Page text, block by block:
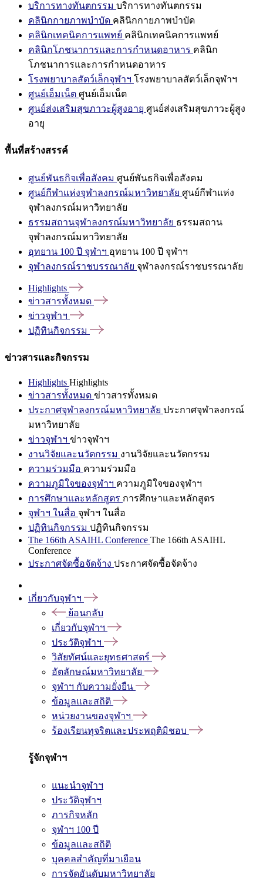
บริการทางทันตกรรม บริการทางทันตกรรม
คลินิกกายภาพบำบัด คลินิกกายภาพบำบัด
คลินิกเทคนิคการแพทย์ คลินิกเทคนิคการแพทย์
คลินิกโภชนาการและการกำหนดอาหาร คลินิก
โภชนาการและการกำหนดอาหาร
โรงพยาบาลสัตว์เล็กจุฬาฯ โรงพยาบาลสัตว์เล็กจุฬาฯ
ศูนย์เอ็มเน็ต ศูนย์เอ็มเน็ต
ศูนย์ส่งเสริมสุขภาวะผู้สูงอายุ ศูนย์ส่งเสริมสุขภาวะผู้สูง
อายุ
พื้นที่สร้างสรรค์
ศูนย์พันธกิจเพื่อสังคม ศูนย์พันธกิจเพื่อสังคม
ศูนย์กีฬาแห่งจุฬาลงกรณ์มหาวิทยาลัย ศูนย์กีฬาแห่ง
จุฬาลงกรณ์มหาวิทยาลัย
ธรรมสถานจุฬาลงกรณ์มหาวิทยาลัย ธรรมสถาน
จุฬาลงกรณ์มหาวิทยาลัย
อุทยาน 100 ปี จุฬาฯ อุทยาน 100 ปี จุฬาฯ
จุฬาลงกรณ์ราชบรรณาลัย จุฬาลงกรณ์ราชบรรณาลัย
Highlights
ข่าวสารทั้งหมด
ข่าวจุฬาฯ
ปฏิทินกิจกรรม
ข่าวสารและกิจกรรม
Highlights Highlights
ข่าวสารทั้งหมด ข่าวสารทั้งหมด
ประกาศจุฬาลงกรณ์มหาวิทยาลัย ประกาศจุฬาลงกรณ์
มหาวิทยาลัย
ข่าวจุฬาฯ ข่าวจุฬาฯ
งานวิจัยและนวัตกรรม งานวิจัยและนวัตกรรม
ความร่วมมือ ความร่วมมือ
ความภูมิใจของจุฬาฯ ความภูมิใจของจุฬาฯ
การศึกษาและหลักสูตร การศึกษาและหลักสูตร
จุฬาฯ ในสื่อ จุฬาฯ ในสื่อ
ปฏิทินกิจกรรม ปฏิทินกิจกรรม
The 166th ASAIHL Conference The 166th ASAIHL
Conference
ประกาศจัดซื้อจัดจ้าง ประกาศจัดซื้อจัดจ้าง
เกี่ยวกับจุฬาฯ
ย้อนกลับ
เกี่ยวกับจุฬาฯ
ประวัติจุฬาฯ
วิสัยทัศน์และยุทธศาสตร์
อัตลักษณ์มหาวิทยาลัย
จุฬาฯ กับความยั่งยืน
ข้อมูลและสถิติ
หน่วยงานของจุฬาฯ
ร้องเรียนทุจริตและประพฤติมิชอบ
รู้จักจุฬาฯ
แนะนำจุฬาฯ
ประวัติจุฬาฯ
ภารกิจหลัก
จุฬาฯ 100 ปี
ข้อมูลและสถิติ
บุคคลสำคัญที่มาเยือน
การจัดอันดับมหาวิทยาลัย